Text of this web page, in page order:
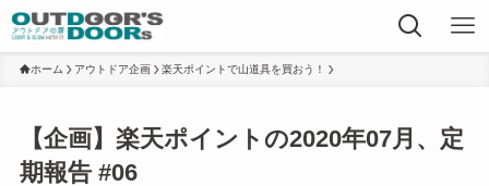
ホーム アウトドア企画 楽天ポイントで山道具を買おう！
【企画】楽天ポイントの2020年07月、定
期報告 #06